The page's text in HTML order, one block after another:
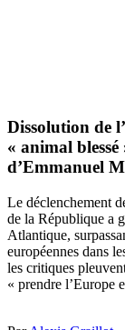
Dissolution de
« animal
d’Emmanuel
Le déclenchement
de la République a
Atlantique,
européennes dans
les critiques
« prendre l’Europe